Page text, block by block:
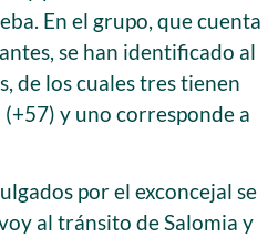
En el grupo, que cuenta
se han identificado al
de los cuales tres tienen
y uno corresponde a
por el exconcejal se
al tránsito de Salomia y